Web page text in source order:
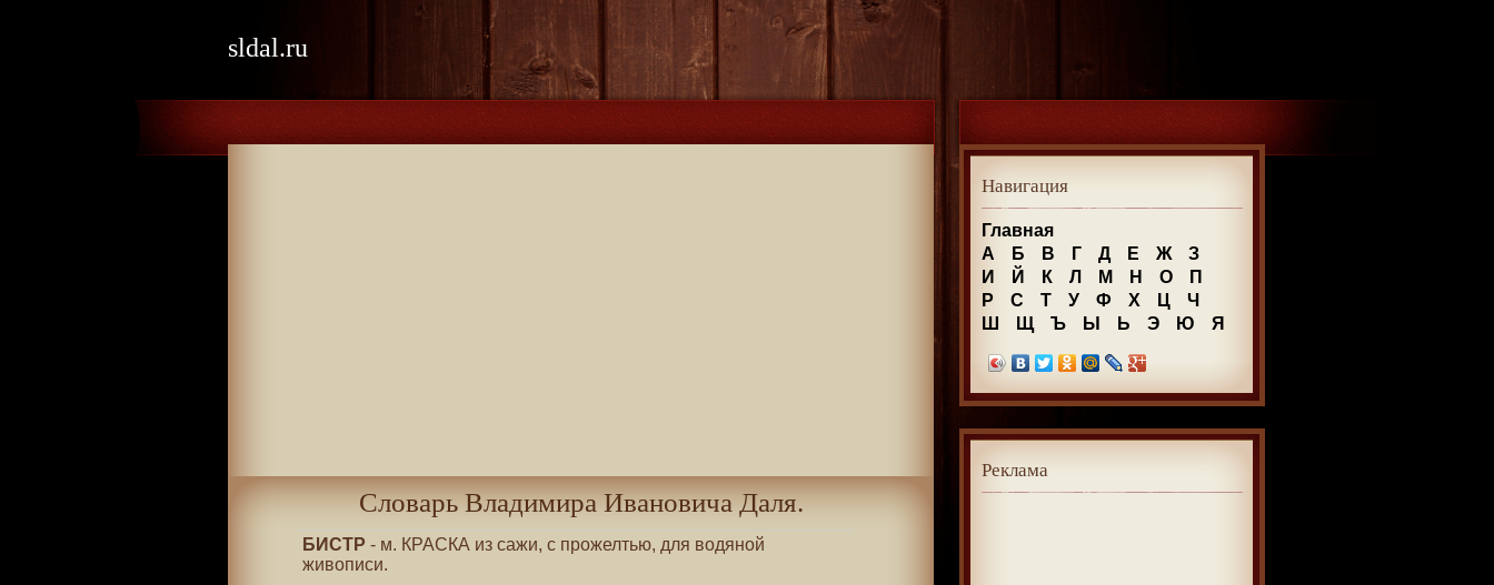
sldal.ru
Словарь Владимира Ивановича Даля.
БИСТР - м. КРАСКА из сажи, с прожелтью, для водяной
живописи.
Навигация
Главная
А
Б В Г Д Е Ж
З
И
Й К Л М Н О
П
Р
С Т У Ф Х Ц
Ч
Ш
Щ Ъ Ы Ь Э Ю Я
Реклама